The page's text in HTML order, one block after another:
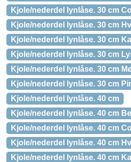
Kjole/nederdel lynlåse. 30 cm
Kjole/nederdel lynlåse. 30 cm
Kjole/nederdel lynlåse. 30 cm
Kjole/nederdel lynlåse. 30 cm
Kjole/nederdel lynlåse. 30 cm
Kjole/nederdel lynlåse. 30 cm
Kjole/nederdel lynlåse. 40 cm
Kjole/nederdel lynlåse. 40 cm
Kjole/nederdel lynlåse. 40 cm
Kjole/nederdel lynlåse. 40 cm
Kjole/nederdel lynlåse. 40 cm